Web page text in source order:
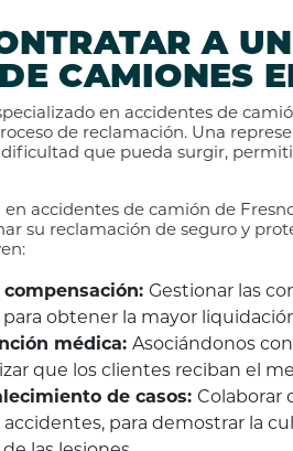
A
CAMIONES
en accidentes de
de reclamación. Una
que pueda surgir,
en accidentes de camión de
su reclamación de seguro y
Gestionar las
obtener la mayor
médica: Asociándonos
que los clientes reciban el
de casos: Colaborar
para demostrar la